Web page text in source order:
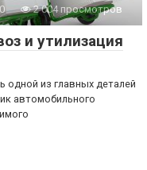
0
2 004 просмотров
и утилизация
одной из главных деталей
автомобильного